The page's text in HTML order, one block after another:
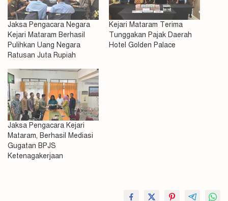
Jaksa Pengacara Negara
Kejari Mataram Berhasil
Pulihkan Uang Negara
Ratusan Juta Rupiah
Kejari Mataram Terima
Tunggakan Pajak Daerah
Hotel Golden Palace
Jaksa Pengacara Kejari
Mataram, Berhasil Mediasi
Gugatan BPJS
Ketenagakerjaan